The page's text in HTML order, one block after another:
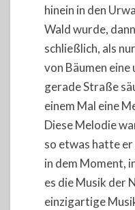
hinein in den
Wald wurde,
schließlich, als
von Bäumen eine
gerade Straße
einem Mal eine
Diese Melodie
so etwas hatte
in dem Moment,
es die Musik der
einzigartige